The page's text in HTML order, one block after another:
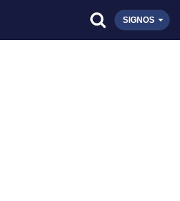
SIGNOS